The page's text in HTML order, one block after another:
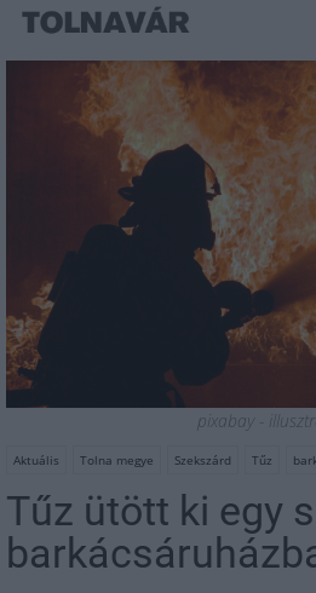
pixabay -
Aktuális Tolna megye Szekszárd Tűz
Tűz ütött ki egy